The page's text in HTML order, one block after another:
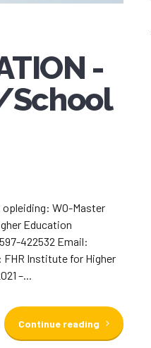
-
School
WO-Master
Education
422532 Email:
Institute for Higher
–...
Continue reading